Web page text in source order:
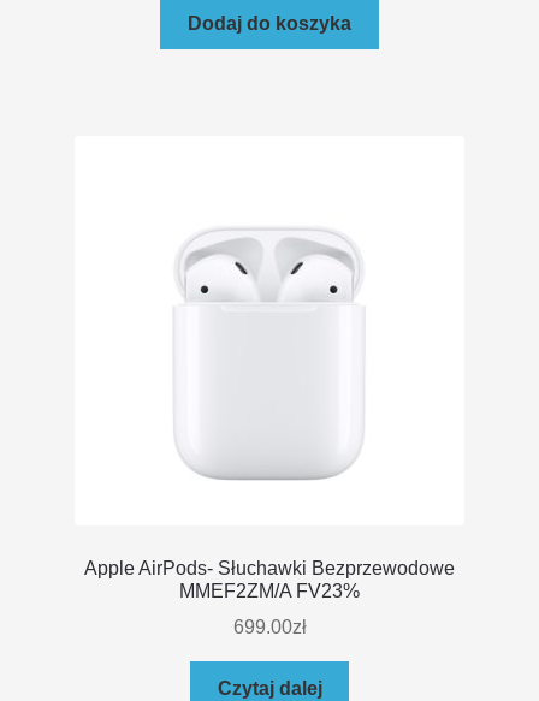
Dodaj do koszyka
Apple AirPods- Słuchawki Bezprzewodowe
MMEF2ZM/A FV23%
699.00zł
Czytaj dalej